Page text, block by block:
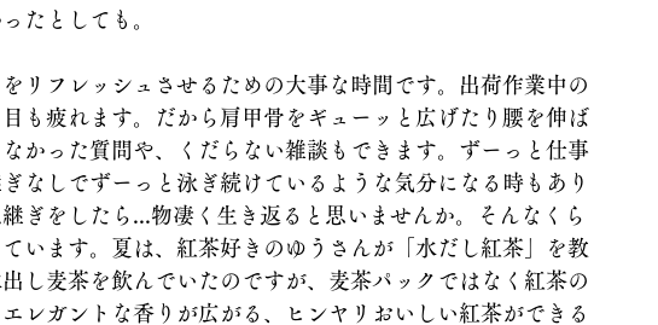
たとしても。
リフレッシュさせるための大事な時間です。出荷作業中の
も疲れます。だから肩甲骨をギューッと広げたり腰を伸ば
かった質問や、くだらない雑談もできます。ずーっと仕事
なしでずーっと泳ぎ続けているような気分になる時もあり
ぎをしたら...物凄く生き返ると思いませんか。そんなくら
います。夏は、紅茶好きのゆうさんが「水だし紅茶」を教
し麦茶を飲んでいたのですが、麦茶パックではなく紅茶の
レガントな香りが広がる、ヒンヤリおいしい紅茶ができる